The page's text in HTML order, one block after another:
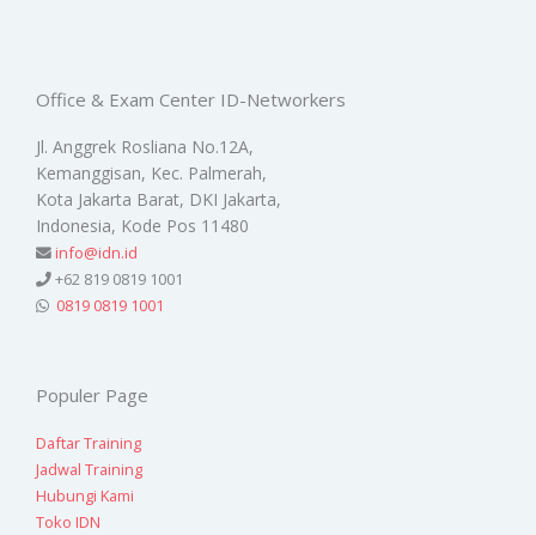
Office & Exam Center ID-Networkers
Jl. Anggrek Rosliana No.12A,
Kemanggisan, Kec. Palmerah,
Kota Jakarta Barat, DKI Jakarta,
Indonesia, Kode Pos 11480
info@idn.id
+62 819 0819 1001
0819 0819 1001
Populer Page
Daftar Training
Jadwal Training
Hubungi Kami
Toko IDN